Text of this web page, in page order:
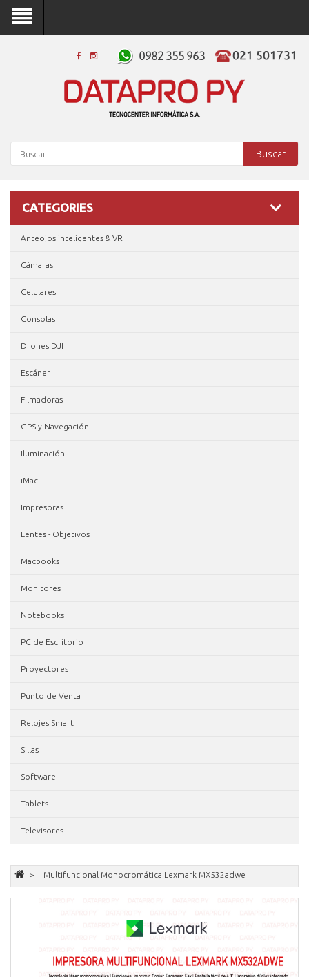
Buscar
CATEGORIES
Anteojos inteligentes & VR
Cámaras
Celulares
Consolas
Drones DJI
Escáner
Filmadoras
GPS y Navegación
Iluminación
iMac
Impresoras
Lentes - Objetivos
Macbooks
Monitores
Notebooks
PC de Escritorio
Proyectores
Punto de Venta
Relojes Smart
Sillas
Software
Tablets
Televisores
Multifuncional Monocromática Lexmark MX532adwe